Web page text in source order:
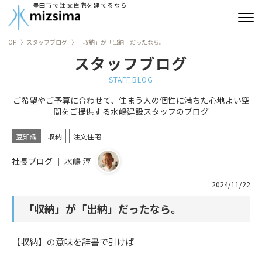
豊田市で注文住宅を建てるなら
リフォーム
古民家再生
建築実績
TOP スタッフブログ 「収納」が「出納」だったなら。
スタッフブログ
STAFF BLOG
ご希望やご予算に合わせて、住まう人の個性に満ちた心地よい空
間をご提供する水嶋建設スタッフのブログ
豆知識 収納 注文住宅
社長ブログ ｜ 水嶋 淳
2024/11/22
「収納」が「出納」だったなら。
【収納】の意味を辞書で引けば